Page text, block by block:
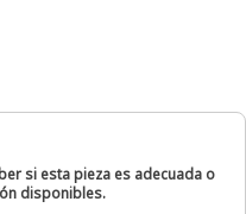
si esta pieza es adecuada o
disponibles.